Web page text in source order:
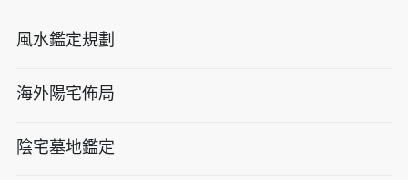
風水鑑定規劃
海外陽宅佈局
陰宅墓地鑑定